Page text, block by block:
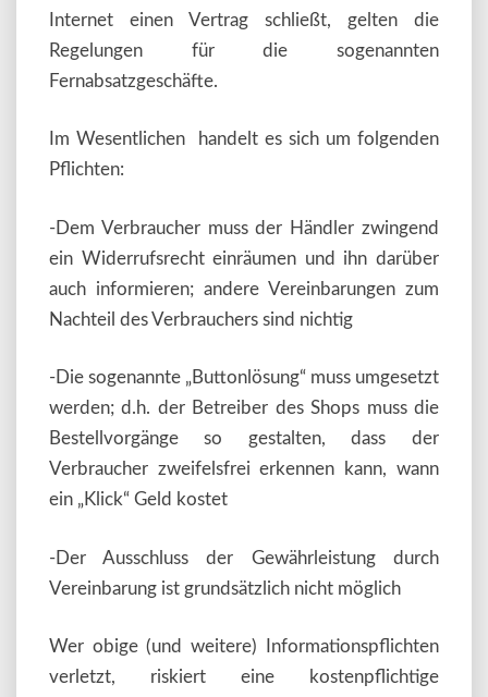
Internet einen Vertrag schließt, gelten die
Regelungen für die sogenannten
Fernabsatzgeschäfte.
Im Wesentlichen handelt es sich um folgenden
Pflichten:
-Dem Verbraucher muss der Händler zwingend
ein Widerrufsrecht einräumen und ihn darüber
auch informieren; andere Vereinbarungen zum
Nachteil des Verbrauchers sind nichtig
-Die sogenannte „Buttonlösung“ muss umgesetzt
werden; d.h. der Betreiber des Shops muss die
Bestellvorgänge so gestalten, dass der
Verbraucher zweifelsfrei erkennen kann, wann
ein „Klick“ Geld kostet
-Der Ausschluss der Gewährleistung durch
Vereinbarung ist grundsätzlich nicht möglich
Wer obige (und weitere) Informationspflichten
verletzt, riskiert eine kostenpflichtige